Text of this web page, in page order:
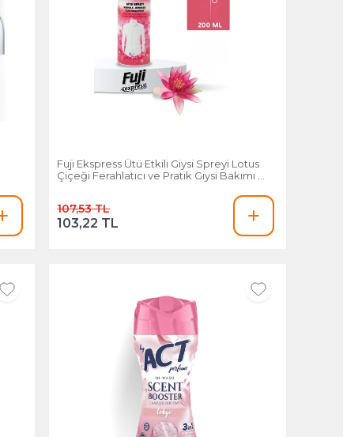
Fuji Ekspress Ütü Etkili Giysi Spreyi Lotus
Çiçeği Ferahlatıcı ve Pratik Giysi Bakımı 200
107,53 TL
103,22 TL